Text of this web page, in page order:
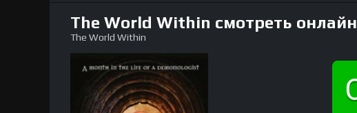
The World Within смотреть онлайн
The World Within